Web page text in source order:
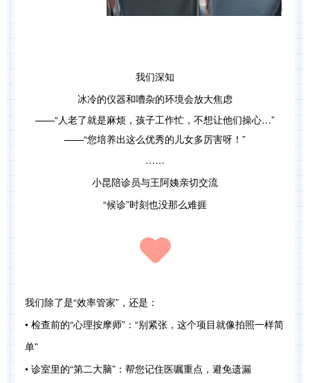
我们深知
冰冷的仪器和嘈杂的环境会放大焦虑
——“人老了就是麻烦，孩子工作忙，不想让他们操心…”
——“您培养出这么优秀的儿女多厉害呀！”
……
小昆陪诊员与王阿姨亲切交流
“候诊”时刻也没那么难捱
我们除了是“效率管家”，还是：
• 检查前的“心理按摩师”：“别紧张，这个项目就像拍照一样简
单”
• 诊室里的“第二大脑”：帮您记住医嘱重点，避免遗漏